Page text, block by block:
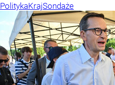
PolitykaKrajSondaże